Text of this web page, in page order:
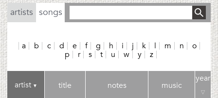
artists songs
a b c d e f g h i j k l m n
o
p
r s t u w y z
artist▼ title notes music
year
▽